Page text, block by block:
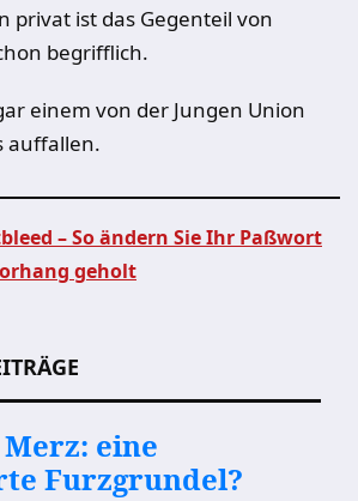
privat ist das Gegenteil von
begrifflich.
einem von der Jungen Union
auffallen.
– So ändern Sie Ihr Paßwort
geholt
eine
Furzgrundel?